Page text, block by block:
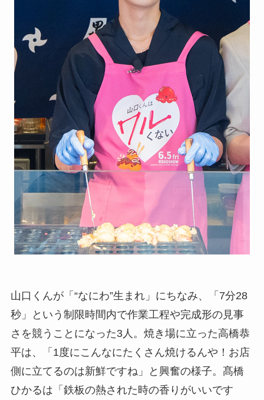
山口くんが「“なにわ”生まれ」にちなみ、「7分28
秒」という制限時間内で作業工程や完成形の見事
さを競うことになった3人。焼き場に立った高橋恭
平は、「1度にこんなにたくさん焼けるんや！お店
側に立てるのは新鮮ですね」と興奮の様子。髙橋
ひかるは「鉄板の熱された時の香りがいいです